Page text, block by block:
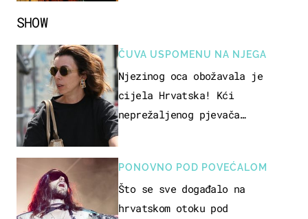
SHOW
ČUVA USPOMENU NA NJEGA
Njezinog oca obožavala je
cijela Hrvatska! Kći
neprežaljenog pjevača
PONOVNO POD POVEĆALOM
Što se sve događalo na
hrvatskom otoku pod